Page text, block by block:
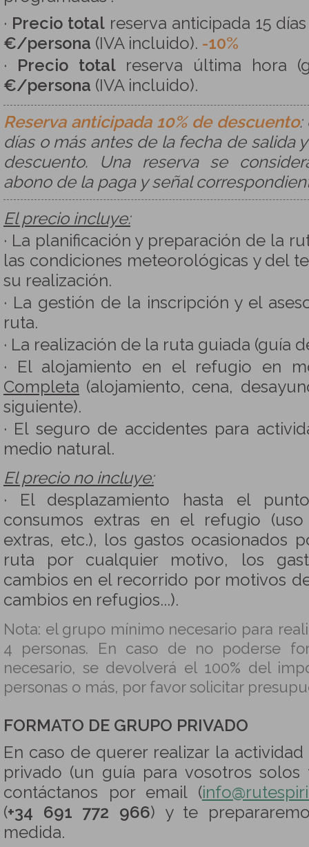
· Precio totalreserva anticipada 15
€/persona (IVA incluido). -10%
· Precio totalreserva última hora
€/persona (IVA incluido).
Reserva anticipada 10% de descuento:
días o más antes de la fecha de salida
descuento. Una reserva se
abono de la paga y señal
El precio incluye:
· La planificación y preparación de la
las condiciones meteorológicas y del
su realización.
· La gestión de la inscripción y el
ruta.
· La realización de la ruta guiada (guía
· El alojamiento en el refugio en
Completa (alojamiento, cena,
siguiente).
· El seguro de accidentes para
medio natural.
El precio no incluye:
· El desplazamiento hasta el
consumos extras en el refugio
extras, etc.), los gastos ocasionados
ruta por cualquier motivo, los
cambios en el recorrido por motivos
cambios en refugios...).
Nota: el grupo mínimo necesario para
4 personas. En caso de no poderse
necesario, se devolverá el 100% del
personas o más, por favor solicitar
FORMATO DE GRUPO PRIVADO
En caso de querer realizar la
privado (un guía para vosotros solos
contáctanos por email (
(+34 691 772 966) y te
medida.